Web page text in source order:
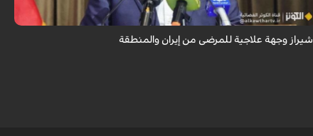
شيراز وجهة علاجية للمرضى من إيران والمنطقة